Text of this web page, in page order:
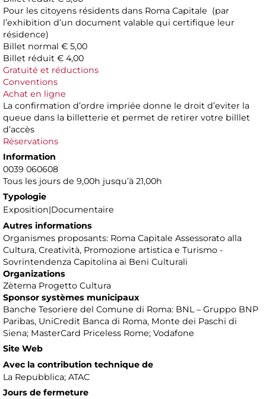
Pour les citoyens résidents dans Roma Capitale (par
l’exhibition d’un document valable qui certifique leur
résidence)
Billet normal € 5,00
Billet réduit € 4,00
Gratuité et réductions
Conventions
Achat en ligne
La confirmation d’ordre impriée donne le droit d’eviter la
queue dans la billetterie et permet de retirer votre billlet
d’accès
Réservations
Information
0039 060608
Tous les jours de 9,00h jusqu’à 21,00h
Typologie
Exposition|Documentaire
Autres informations
Organismes proposants: Roma Capitale Assessorato alla
Cultura, Creatività, Promozione artistica e Turismo -
Sovrintendenza Capitolina ai Beni Culturali
Organizations
Zètema Progetto Cultura
Sponsor systèmes municipaux
Banche Tesoriere del Comune di Roma: BNL – Gruppo BNP
Paribas, UniCredit Banca di Roma, Monte dei Paschi di
Siena; MasterCard Priceless Rome; Vodafone
Site Web
Avec la contribution technique de
La Repubblica; ATAC
Jours de fermeture